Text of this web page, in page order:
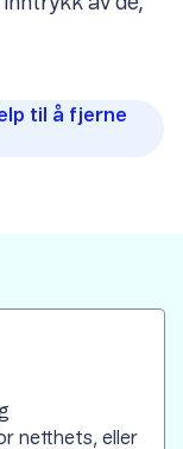
til å fjerne
netthets, eller